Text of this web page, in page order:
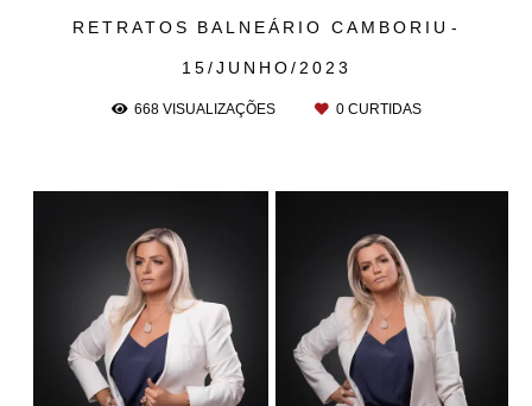
RETRATOS BALNEÁRIO CAMBORIU
15/JUNHO/2023
668VISUALIZAÇÕES 0CURTIDAS